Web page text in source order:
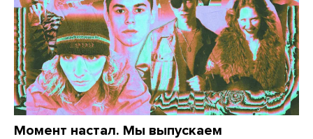
Момент настал. Мы выпускаем